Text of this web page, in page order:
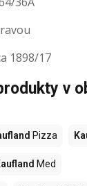
1898/17
v
Pizza
Med